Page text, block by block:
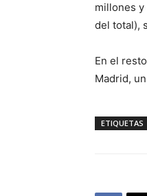
millones y
del total),
En el
Madrid,
ETIQUETAS